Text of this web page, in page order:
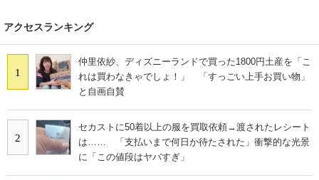
アクセスランキング
1
仲里依紗、ディズニーランドで買った1800円土産を「こ
れは買わなきゃでしょ！」 「すっごい上手お買い物」
と自画自賛
2
セカストに50着以上の服を買取依頼→渡されたレシート
は…… 「支払いまで何日か待たされた」衝撃的な光景
に「この値段はヤバすぎ」